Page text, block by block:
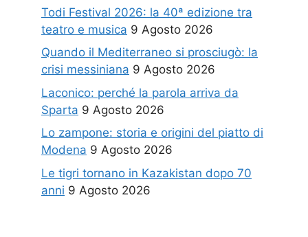
Todi Festival 2026: la 40ª edizione tra
teatro e musica 9 Agosto 2026
Quando il Mediterraneo si prosciugò: la
crisi messiniana 9 Agosto 2026
Laconico: perché la parola arriva da
Sparta 9 Agosto 2026
Lo zampone: storia e origini del piatto di
Modena 9 Agosto 2026
Le tigri tornano in Kazakistan dopo 70
anni 9 Agosto 2026